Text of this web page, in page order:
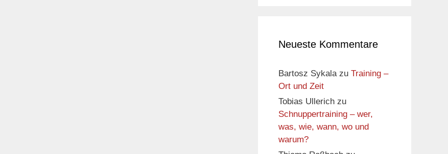
Neueste Kommentare
Bartosz Sykala zu Training –
Ort und Zeit
Tobias Ullerich zu
Schnuppertraining – wer,
was, wie, wann, wo und
warum?